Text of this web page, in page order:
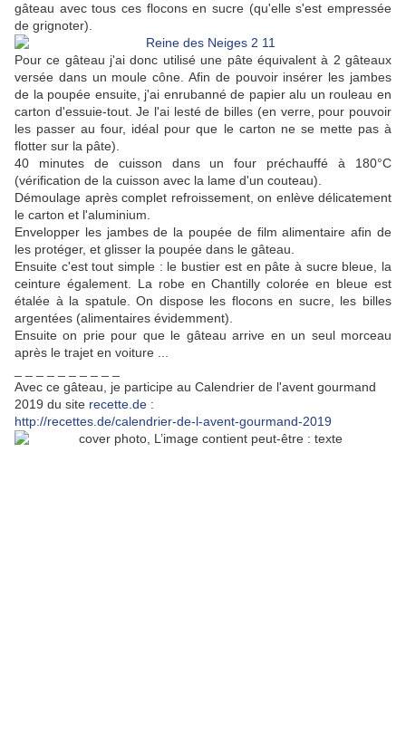
gâteau avec tous ces flocons en sucre (qu'elle s'est empressée
de grignoter).
Pour ce gâteau j'ai donc utilisé une pâte équivalent à 2 gâteaux
versée dans un moule cône. Afin de pouvoir insérer les jambes
de la poupée ensuite, j'ai enrubanné de papier alu un rouleau en
carton d'essuie-tout. Je l'ai lesté de billes (en verre, pour pouvoir
les passer au four, idéal pour que le carton ne se mette pas à
flotter sur la pâte).
40 minutes de cuisson dans un four préchauffé à 180°C
(vérification de la cuisson avec la lame d'un couteau).
Démoulage après complet refroissement, on enlève délicatement
le carton et l'aluminium.
Envelopper les jambes de la poupée de film alimentaire afin de
les protéger, et glisser la poupée dans le gâteau.
Ensuite c'est tout simple : le bustier est en pâte à sucre bleue, la
ceinture également. La robe en Chantilly colorée en bleue est
étalée à la spatule. On dispose les flocons en sucre, les billes
argentées (alimentaires évidemment).
Ensuite on prie pour que le gâteau arrive en un seul morceau
après le trajet en voiture ...
Avec ce gâteau, je participe au Calendrier de l'avent gourmand
2019 du site recette.de :
http://recettes.de/calendrier-de-l-avent-gourmand-2019